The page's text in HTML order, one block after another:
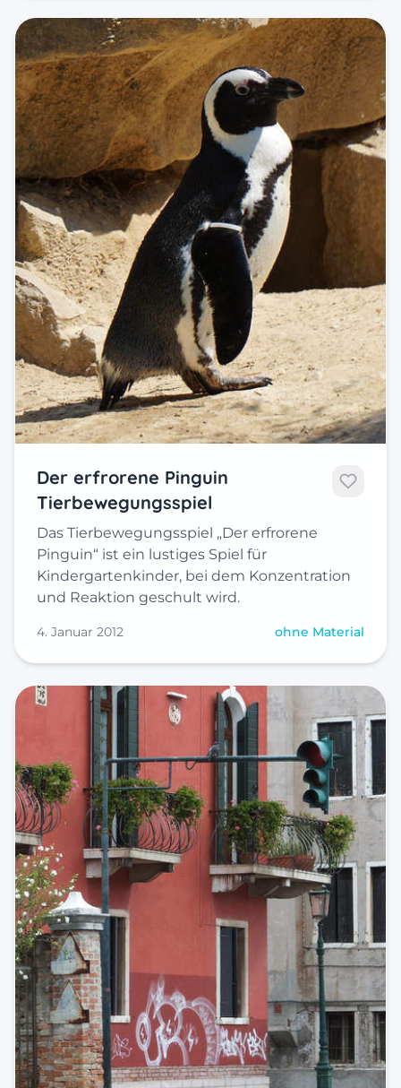
Der erfrorene Pinguin
Tierbewegungsspiel
Das Tierbewegungsspiel „Der erfrorene
Pinguin“ ist ein lustiges Spiel für
Kindergartenkinder, bei dem Konzentration
und Reaktion geschult wird.
4. Januar 2012 ohne Material